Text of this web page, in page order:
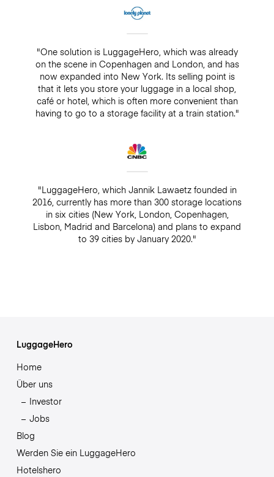
"One solution is LuggageHero, which was already
on the scene in Copenhagen and London, and has
now expanded into New York. Its selling point is
that it lets you store your luggage in a local shop,
café or hotel, which is often more convenient than
having to go to a storage facility at a train station."
"LuggageHero, which Jannik Lawaetz founded in
2016, currently has more than 300 storage locations
in six cities (New York, London, Copenhagen,
Lisbon, Madrid and Barcelona) and plans to expand
to 39 cities by January 2020."
LuggageHero
Home
Über uns
Investor
Jobs
Blog
Werden Sie ein LuggageHero
Hotelshero